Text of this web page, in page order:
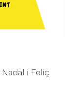
i Feliç